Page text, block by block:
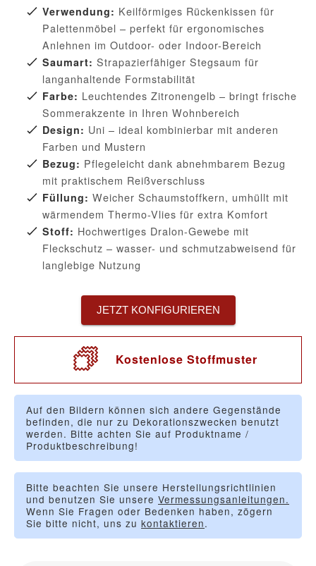
Verwendung: Keilförmiges Rückenkissen für
Palettenmöbel – perfekt für ergonomisches
Anlehnen im Outdoor- oder Indoor-Bereich
Saumart: Strapazierfähiger Stegsaum für
langanhaltende Formstabilität
Farbe: Leuchtendes Zitronengelb – bringt frische
Sommerakzente in Ihren Wohnbereich
Design: Uni – ideal kombinierbar mit anderen
Farben und Mustern
Bezug: Pflegeleicht dank abnehmbarem Bezug
mit praktischem Reißverschluss
Füllung: Weicher Schaumstoffkern, umhüllt mit
wärmendem Thermo-Vlies für extra Komfort
Stoff: Hochwertiges Dralon-Gewebe mit
Fleckschutz – wasser- und schmutzabweisend für
langlebige Nutzung
JETZT KONFIGURIEREN
Kostenlose Stoffmuster
Auf den Bildern können sich andere Gegenstände
befinden, die nur zu Dekorationszwecken benutzt
werden. Bitte achten Sie auf Produktname /
Produktbeschreibung!
Bitte beachten Sie unsere Herstellungsrichtlinien
und benutzen Sie unsere Vermessungsanleitungen.
Wenn Sie Fragen oder Bedenken haben, zögern
Sie bitte nicht, uns zu kontaktieren.